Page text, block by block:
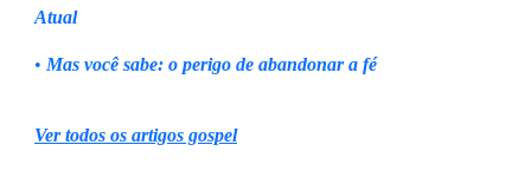
Atual
• Mas você sabe: o perigo de abandonar a fé
Ver todos os artigos gospel